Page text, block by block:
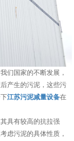
们国家的不断发展，
产生的污泥，这些污
江苏污泥减量设备在
具有较高的抗拉强
虑污泥的具体性质，